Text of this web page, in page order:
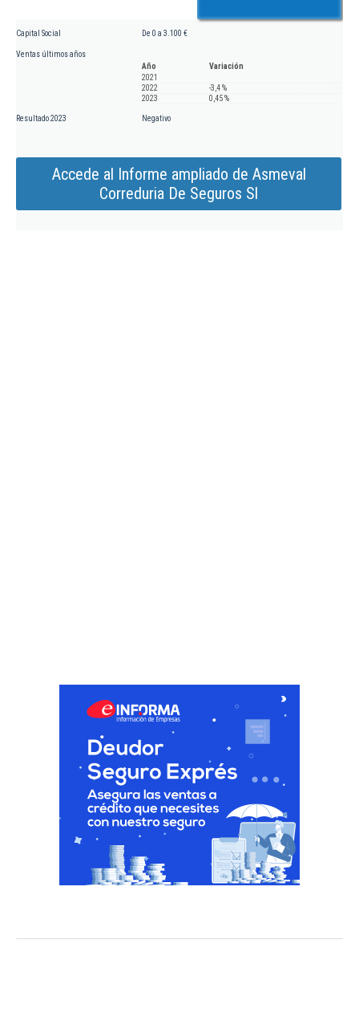
Capital Social De 0 a 3.100 €
Ventas últimos años
Año
Variación
2021
2022
-3,4 %
2023
0,45 %
Resultado 2023 Negativo
Accede al Informe ampliado de Asmeval
Correduria De Seguros Sl